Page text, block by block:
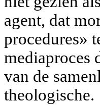
agent, dat
procedures»
mediaproces
van de
theologische.